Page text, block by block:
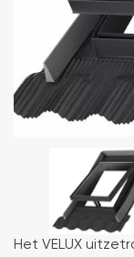
Het VELUX